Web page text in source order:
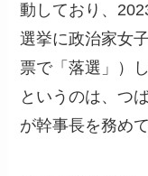
動しており、
選挙に政治家女
票で「落選」）
というのは、つ
が幹事長を務め